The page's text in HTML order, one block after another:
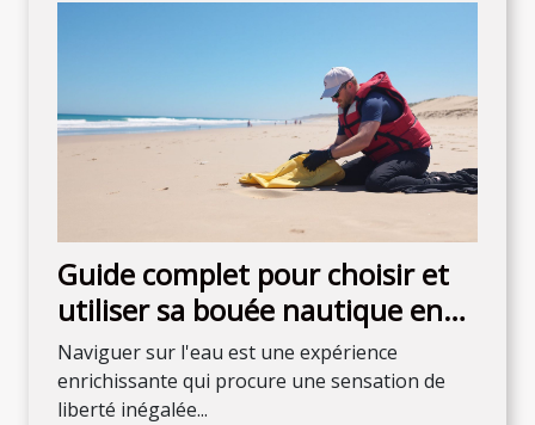
Guide complet pour choisir et
utiliser sa bouée nautique en
sécurité
Naviguer sur l'eau est une expérience
enrichissante qui procure une sensation de
liberté inégalée...